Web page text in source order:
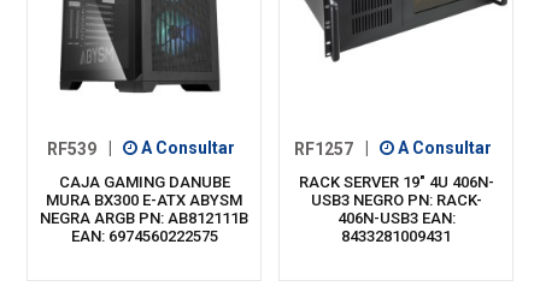
RF539 A Consultar
CAJA GAMING DANUBE
MURA BX300 E-ATX ABYSM
NEGRA ARGB PN: AB812111B
EAN: 6974560222575
RF1257 A Consultar
RACK SERVER 19" 4U 406N-
USB3 NEGRO PN: RACK-
406N-USB3 EAN:
8433281009431